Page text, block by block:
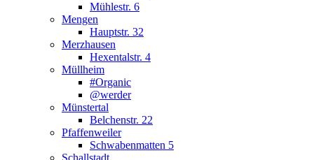
Mühlestr. 6
Mengen
Hauptstr. 32
Merzhausen
Hexentalstr. 4
Müllheim
#Organic
@werder
Münstertal
Belchenstr. 22
Pfaffenweiler
Schwabenmatten 5
Schallstadt